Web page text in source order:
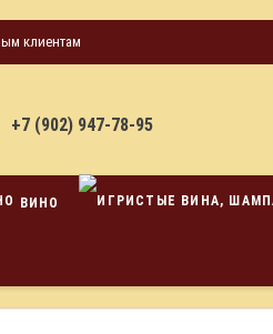
клиентам
+7 (902) 947-78-95
ВИНО